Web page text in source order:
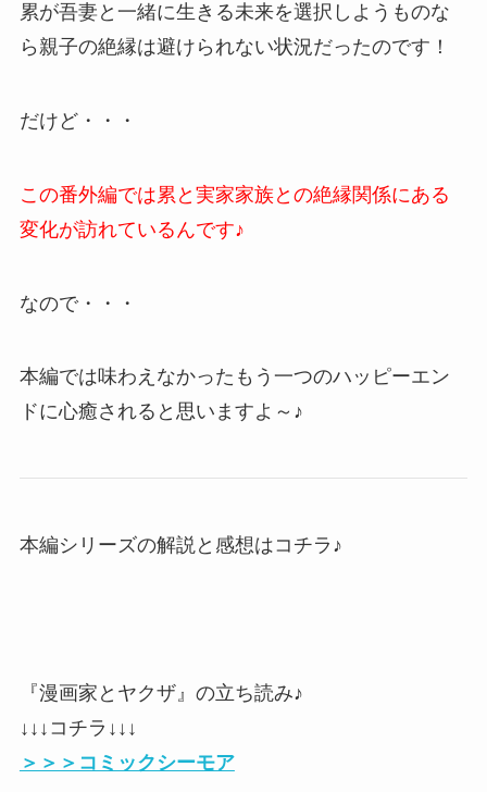
累が吾妻と一緒に生きる未来を選択しようものな
ら親子の絶縁は避けられない状況だったのです！
だけど・・・
この番外編では累と実家家族との絶縁関係にある
変化が訪れているんです♪
なので・・・
本編では味わえなかったもう一つのハッピーエン
ドに心癒されると思いますよ～♪
本編シリーズの解説と感想はコチラ♪
『漫画家とヤクザ』の立ち読み♪
↓↓↓コチラ↓↓↓
＞＞＞コミックシーモア